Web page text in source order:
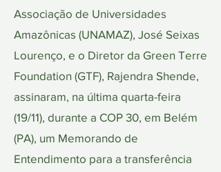
Associação de Universidades
Amazônicas (UNAMAZ), José Seixas
Lourenço, e o Diretor da Green Terre
Foundation (GTF), Rajendra Shende,
assinaram, na última quarta-feira
(19/11), durante a COP 30, em Belém
(PA), um Memorando de
Entendimento para a transferência